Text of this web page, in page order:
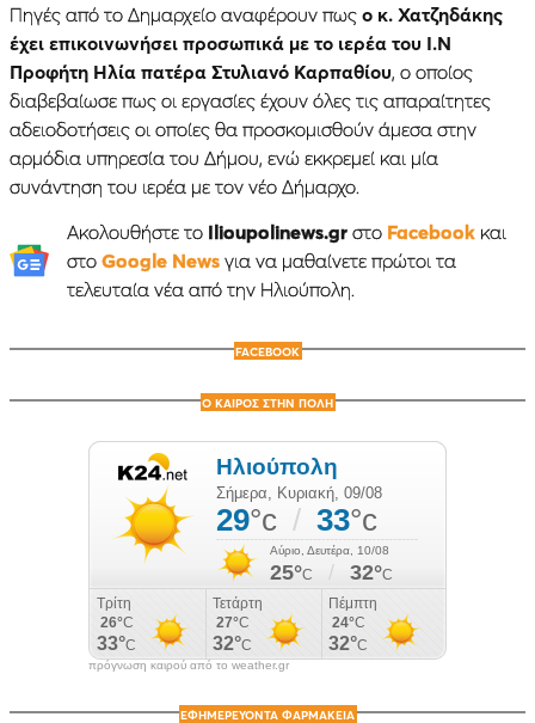
Πηγές από το Δημαρχείο αναφέρουν πως ο κ. Χατζηδάκης
έχει επικοινωνήσει προσωπικά με το ιερέα του Ι.Ν
Προφήτη Ηλία πατέρα Στυλιανό Καρπαθίου, ο οποίος
διαβεβαίωσε πως οι εργασίες έχουν όλες τις απαραίτητες
αδειοδοτήσεις οι οποίες θα προσκομισθούν άμεσα στην
αρμόδια υπηρεσία του Δήμου, ενώ εκκρεμεί και μία
συνάντηση του ιερέα με τον νέο Δήμαρχο.
Ακολουθήστε το Ilioupolinews.grστο Facebookκαι
στο Google Newsγια να μαθαίνετε πρώτοι τα
τελευταία νέα από την Ηλιούπολη.
FACEBOOK
Ο ΚΑΙΡΟΣ ΣΤΗΝ ΠΟΛΗ
πρόγνωση καιρού από το weather.gr
ΕΦΗΜΕΡΕΥΟΝΤΑ ΦΑΡΜΑΚΕΙΑ